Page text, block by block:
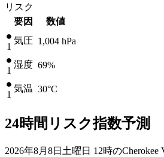
リスク
要因
数値
1
気圧 1,004 hPa
1
湿度 69%
1
気温 30°C
24時間リスク指数予測
2026年8月8日土曜日 12時のCherokee